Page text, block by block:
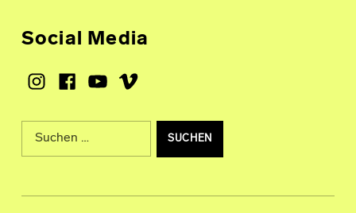
Social Media
Instagram
Facebook
Youtube
Vimeo
Suche nach: